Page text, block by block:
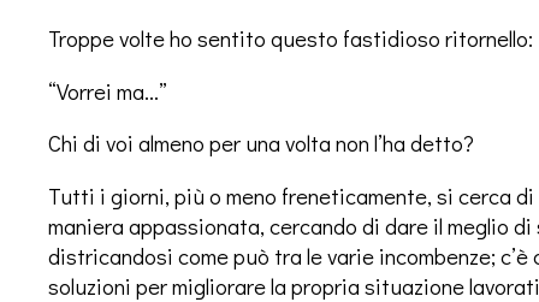
Troppe volte ho sentito questo fastidioso ritornello:
“Vorrei ma…”
Chi di voi almeno per una volta non l’ha detto?
Tutti i giorni, più o meno freneticamente, si cerca di
maniera appassionata, cercando di dare il meglio
districandosi come può tra le varie incombenze;
soluzioni per migliorare la propria situazione